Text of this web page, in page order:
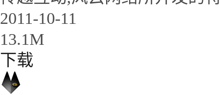
2011-10-11
13.1M
下载